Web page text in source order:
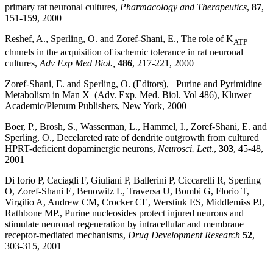
primary rat neuronal cultures, Pharmacology and Therapeutics, 87,
151-159, 2000
Reshef, A., Sperling, O. and Zoref-Shani, E., The role of KATP
chnnels in the acquisition of ischemic tolerance in rat neuronal
cultures,Adv Exp Med Biol., 486, 217-221, 2000
Zoref-Shani, E. and Sperling, O. (Editors), Purine and Pyrimidine
Metabolism in Man X (Adv. Exp. Med. Biol. Vol 486), Kluwer
Academic/Plenum Publishers, New York, 2000
Boer, P., Brosh, S., Wasserman, L., Hammel, I., Zoref-Shani, E. and
Sperling, O., Decelareted rate of dendrite outgrowth from cultured
HPRT-deficient dopaminergic neurons, Neurosci. Lett., 303, 45-48,
2001
Di Iorio P, Caciagli F, Giuliani P, Ballerini P, Ciccarelli R, Sperling
O, Zoref-Shani E, Benowitz L, Traversa U, Bombi G, Florio T,
Virgilio A, Andrew CM, Crocker CE, Werstiuk ES, Middlemiss PJ,
Rathbone MP., Purine nucleosides protect injured neurons and
stimulate neuronal regeneration by intracellular and membrane
receptor-mediated mechanisms, Drug Development Research 52,
303-315, 2001